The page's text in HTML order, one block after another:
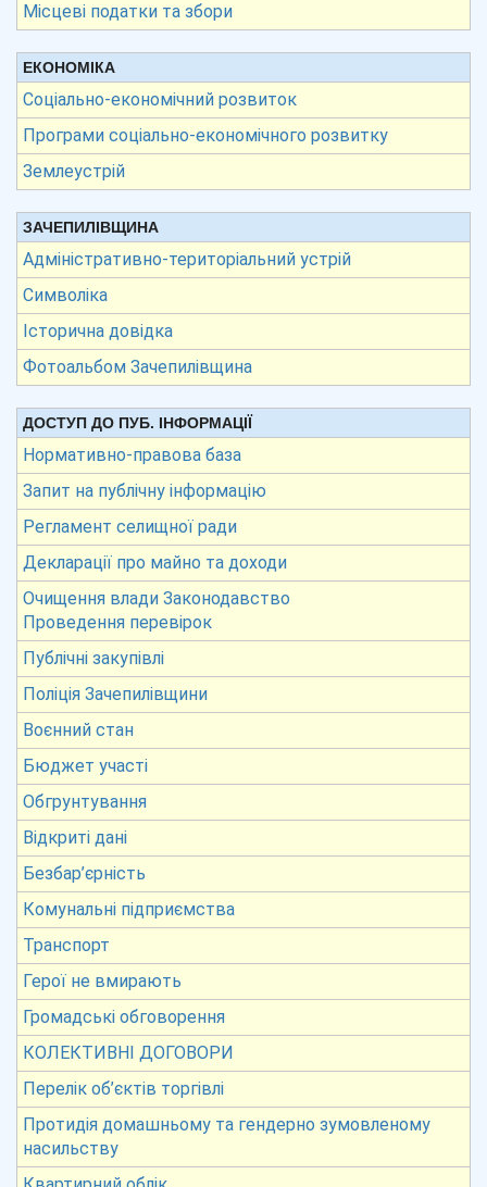
Місцеві податки та збори
ЕКОНОМІКА
Соціально-економічний розвиток
Програми соціально-економічного розвитку
Землеустрій
ЗАЧЕПИЛІВЩИНА
Адміністративно-територіальний устрій
Символіка
Історична довідка
Фотоальбом Зачепилівщина
ДОСТУП ДО ПУБ. ІНФОРМАЦІЇ
Нормативно-правова база
Запит на публічну інформацію
Регламент селищної ради
Декларації про майно та доходи
Очищення влади Законодавство
Проведення перевірок
Публічні закупівлі
Поліція Зачепилівщини
Воєнний стан
Бюджет участі
Обгрунтування
Відкриті дані
Безбар’єрність
Комунальні підприємства
Транспорт
Герої не вмирають
Громадські обговорення
КОЛЕКТИВНІ ДОГОВОРИ
Перелік об’єктів торгівлі
Протидія домашньому та гендерно зумовленому
насильству